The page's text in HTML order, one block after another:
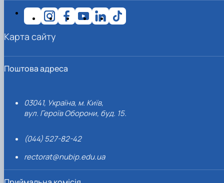
Поштова адреса
03041, Україна, м. Київ,
вул. Героїв Оборони, буд. 15.
(044) 527-82-42
rectorat@nubip.edu.ua
Карта сайту